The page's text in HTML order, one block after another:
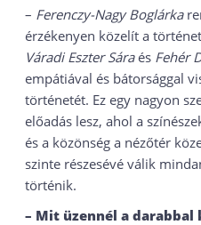
– Ferenczy-Nagy Boglárka
érzékenyen közelít a
Váradi Eszter Sáraés Fehér
empátiával és bátorsággal
történetét. Ez egy nagyon
előadás lesz, ahol a
és a közönség a nézőtér
szinte részesévé válik
történik.
– Mit üzennél a darabbal